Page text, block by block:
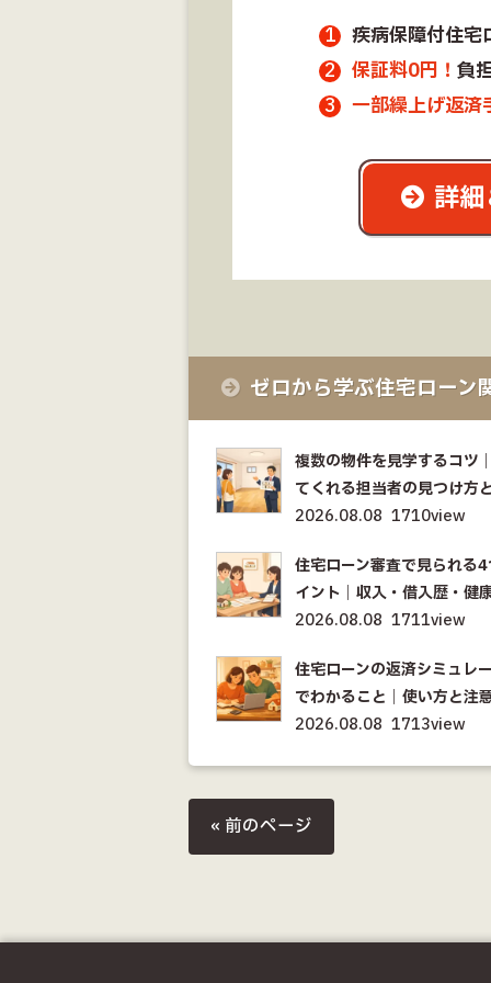
疾病保障付住宅
保証料0円！ 負
一部繰上げ返済
詳
ゼロから学ぶ住宅ローン
複数の物件を見学するコツ
てくれる担当者の見つけ方
2026.08.08 1710view
住宅ローン審査で見られる
イント｜収入・借入歴・健
2026.08.08 1711view
住宅ローンの返済シミュレ
でわかること｜使い方と注
2026.08.08 1713view
« 前のページ